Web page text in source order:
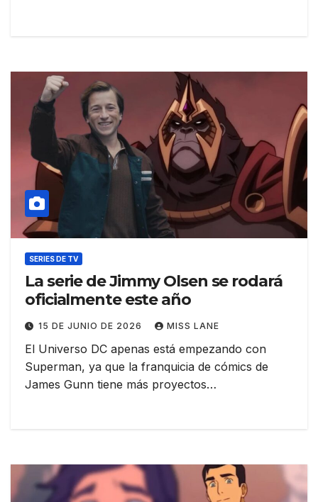
SERIES DE TV
La serie de Jimmy Olsen se rodará
oficialmente este año
15 DE JUNIO DE 2026 MISS LANE
El Universo DC apenas está empezando con
Superman, ya que la franquicia de cómics de
James Gunn tiene más proyectos…